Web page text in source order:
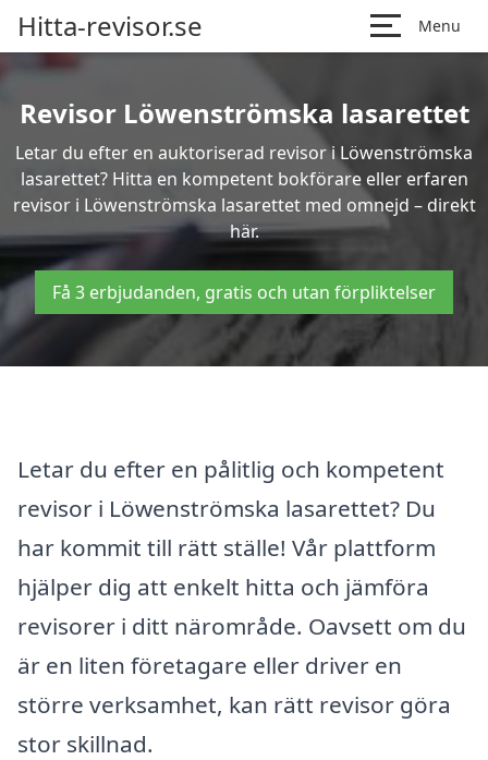
Hitta-revisor.se Menu
Revisor Löwenströmska lasarettet
Letar du efter en auktoriserad revisor i Löwenströmska
lasarettet? Hitta en kompetent bokförare eller erfaren
revisor i Löwenströmska lasarettet med omnejd – direkt
här.
Få 3 erbjudanden, gratis och utan förpliktelser
Letar du efter en pålitlig och kompetent
revisor i Löwenströmska lasarettet? Du
har kommit till rätt ställe! Vår plattform
hjälper dig att enkelt hitta och jämföra
revisorer i ditt närområde. Oavsett om du
är en liten företagare eller driver en
större verksamhet, kan rätt revisor göra
stor skillnad.